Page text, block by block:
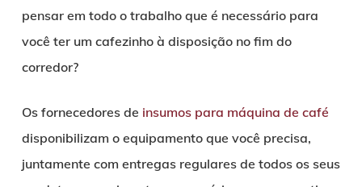
pensar em todo o trabalho que é necessário para
você ter um cafezinho à disposição no fim do
corredor?
Os fornecedores de insumos para máquina de café
disponibilizam o equipamento que você precisa,
juntamente com entregas regulares de todos os seus